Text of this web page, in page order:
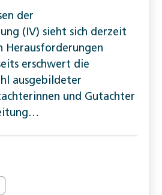
der
(IV) sieht sich derzeit
Herausforderungen
erschwert die
ausgebildeter
und Gutachter